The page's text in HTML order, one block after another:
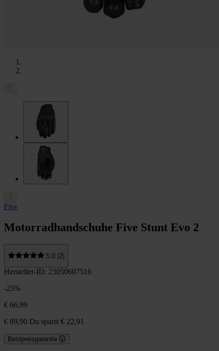
Five
Motorradhandschuhe Five Stunt Evo 2
5.0 (2)
Hersteller-ID: 23050607516
-25%
€ 66,99
€ 89,90 Du sparst € 22,91
Bestpreisgarantie